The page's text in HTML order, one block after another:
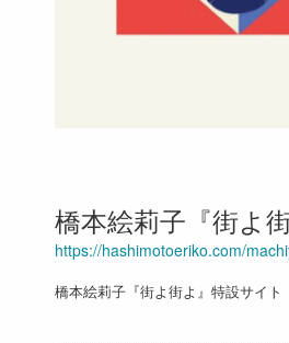
橋本絵莉子『街よ
https://hashimotoeriko.com/
橋本絵莉子『街よ街よ』特設サイ